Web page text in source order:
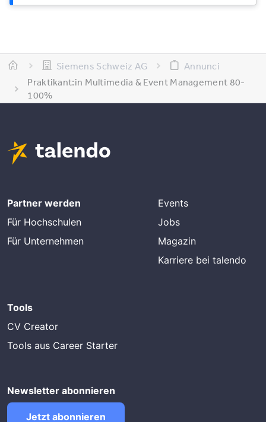
Siemens Schweiz AG
Annunci
Praktikant:in Multimedia & Event Management 80-
100%
Partner werden
Für Hochschulen
Für Unternehmen
Events
Jobs
Magazin
Karriere bei talendo
Tools
CV Creator
Tools aus Career Starter
Newsletter abonnieren
Jetzt abonnieren